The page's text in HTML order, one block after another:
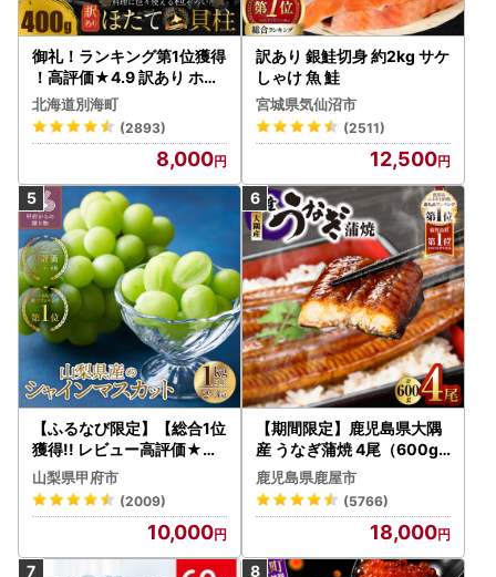
御礼！ランキング第1位獲得
！高評価★4.9 訳あり ホタ
テ 400g（ほたて 帆立 貝柱
冷凍 ）
北海道別海町
(2893)
8,000
訳あり 銀鮭切身 約2kg サケ
しゃけ 魚 鮭
宮城県気仙沼市
(2511)
12,500
【ふるなび限定】【総合1位
獲得!! レビュー高評価★】
〈2026年度配送分〉山梨
県産 シャインマスカット 2
～3房（1.0kg以上）シャイ
ン フルーツ FN-Limited-S
P
山梨県甲府市
(2009)
10,000
【期間限定】鹿児島県大隅
産 うなぎ蒲焼 4尾（600g
） KN007-004-04-cp18
うなぎ 鰻 魚 惣菜 総菜
鹿児島県鹿屋市
(5766)
18,000